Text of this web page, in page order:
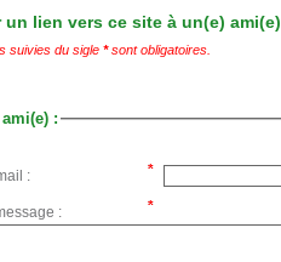
un lien vers ce site à un(e) ami(e)
suivies du sigle *sont obligatoires.
:
:
: